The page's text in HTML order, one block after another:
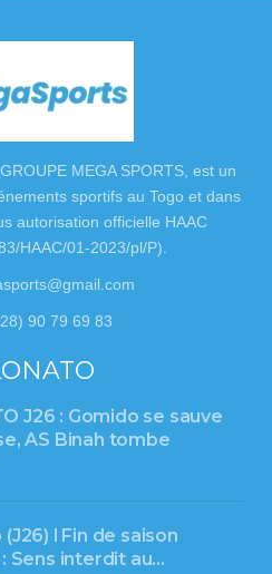
MEGA SPORTS, est un
sportifs au Togo et dans
autorisation officielle HAAC
HAAC/01-2023/pl/P).
90 79 69 83
J26 : Gomido se sauve
AS Binah tombe
(J26) l Fin de saison
Sens interdit au…